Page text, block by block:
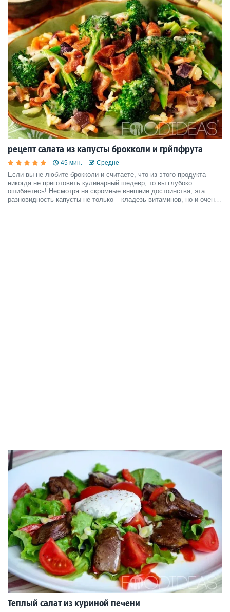
рецепт салата из капусты брокколи и грйпфрута
45 мин. Средне
Если вы не любите брокколи и считаете, что из этого продукта
никогда не приготовить кулинарный шедевр, то вы глубоко
ошибаетесь! Несмотря на скромные внешние достоинства, эта
разновидность капусты не только – кладезь витаминов, но и очень
Теплый салат из куриной печени